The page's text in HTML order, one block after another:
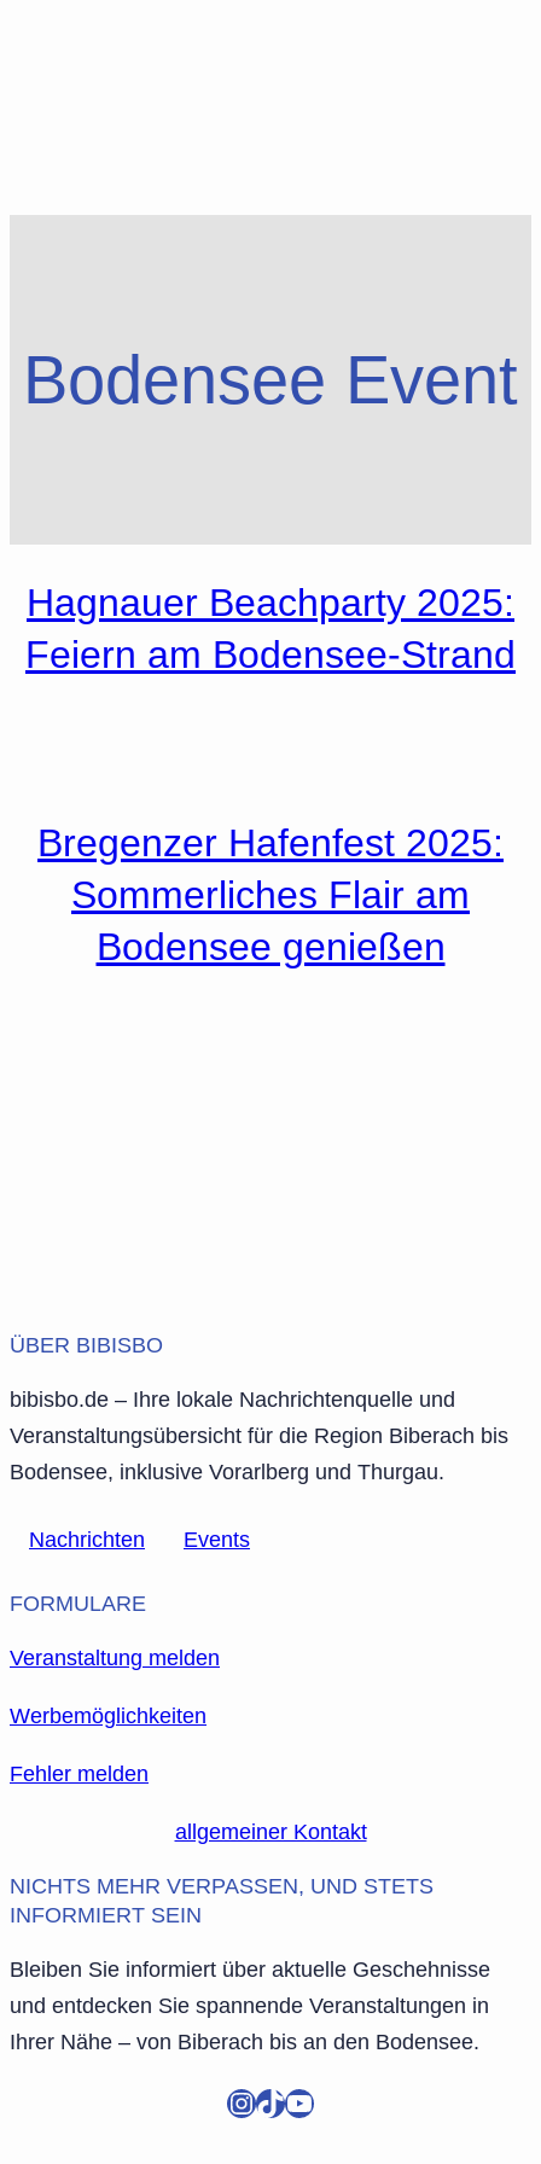
Bodensee Event
Hagnauer Beachparty 2025:
Feiern am Bodensee-Strand
Bregenzer Hafenfest 2025:
Sommerliches Flair am
Bodensee genießen
ÜBER BIBISBO
bibisbo.de – Ihre lokale Nachrichtenquelle und
Veranstaltungsübersicht für die Region Biberach bis
Bodensee, inklusive Vorarlberg und Thurgau.
Nachrichten Events
FORMULARE
Veranstaltung melden
Werbemöglichkeiten
Fehler melden
allgemeiner Kontakt
NICHTS MEHR VERPASSEN, UND STETS
INFORMIERT SEIN
Bleiben Sie informiert über aktuelle Geschehnisse
und entdecken Sie spannende Veranstaltungen in
Ihrer Nähe – von Biberach bis an den Bodensee.
InstagramTikTok YouTube